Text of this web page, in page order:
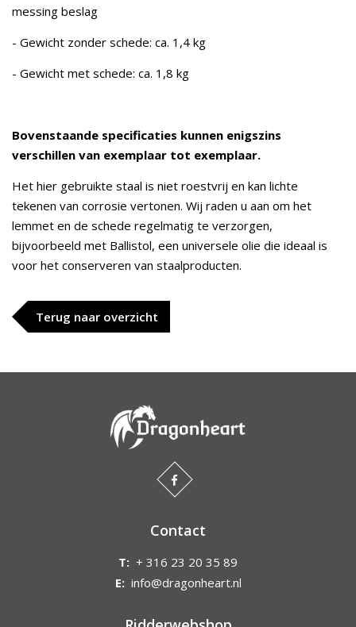
messing beslag
- Gewicht zonder schede: ca. 1,4 kg
- Gewicht met schede: ca. 1,8 kg
Bovenstaande specificaties kunnen enigszins
verschillen van exemplaar tot exemplaar.
Het hier gebruikte staal is niet roestvrij en kan lichte
tekenen van corrosie vertonen. Wij raden u aan om het
lemmet en de schede regelmatig te verzorgen,
bijvoorbeeld met Ballistol, een universele olie die ideaal is
voor het conserveren van staalproducten.
Terug naar overzicht
Contact
T: + 316 23 20 35 89
E: info@dragonheart.nl